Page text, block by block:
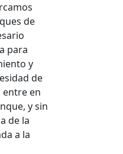
de
para
y
de
entre en
y sin
de la
a la